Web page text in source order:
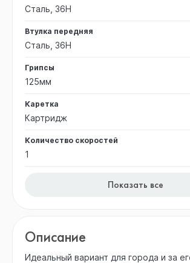
Сталь, 36H
Втулка передняя
Сталь, 36H
Грипсы
125мм
Каретка
Картридж
Количество скоростей
1
Показать все
Описание
Идеальный вариант для города и за